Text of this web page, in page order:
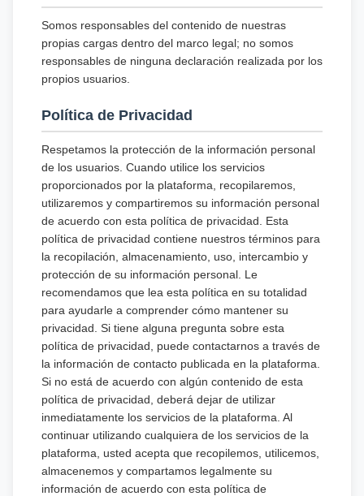
Somos responsables del contenido de nuestras
propias cargas dentro del marco legal; no somos
responsables de ninguna declaración realizada por los
propios usuarios.
Política de Privacidad
Respetamos la protección de la información personal
de los usuarios. Cuando utilice los servicios
proporcionados por la plataforma, recopilaremos,
utilizaremos y compartiremos su información personal
de acuerdo con esta política de privacidad. Esta
política de privacidad contiene nuestros términos para
la recopilación, almacenamiento, uso, intercambio y
protección de su información personal. Le
recomendamos que lea esta política en su totalidad
para ayudarle a comprender cómo mantener su
privacidad. Si tiene alguna pregunta sobre esta
política de privacidad, puede contactarnos a través de
la información de contacto publicada en la plataforma.
Si no está de acuerdo con algún contenido de esta
política de privacidad, deberá dejar de utilizar
inmediatamente los servicios de la plataforma. Al
continuar utilizando cualquiera de los servicios de la
plataforma, usted acepta que recopilemos, utilicemos,
almacenemos y compartamos legalmente su
información de acuerdo con esta política de